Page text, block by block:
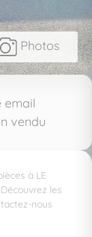
Photos
email
vendu
à LE
les
nous